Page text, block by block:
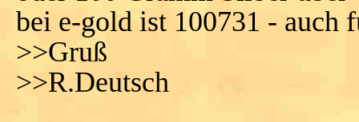
bei e-gold ist 100731 - auch
>>Gruß
>>R.Deutsch